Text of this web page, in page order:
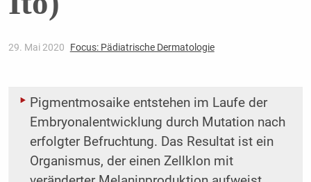
29. Mai 2020 Focus: Pädiatrische Dermatologie
Pigmentmosaike entstehen im Laufe der
Embryonalentwicklung durch Mutation nach
erfolgter Befruchtung. Das Resultat ist ein
Organismus, der einen Zellklon mit